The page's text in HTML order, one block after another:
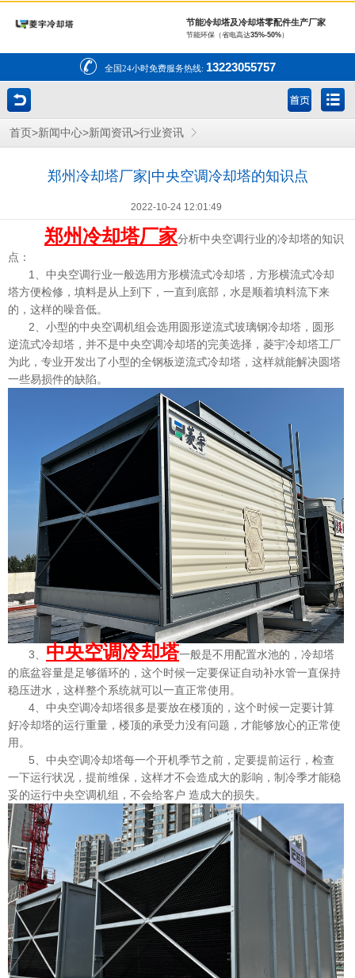
节能冷却塔及冷却塔零配件生产厂家
节能环保（省电高达35%-50%）
全国24小时免费服务热线: 13223055757
首页 >新闻中心>新闻资讯>行业资讯
郑州冷却塔厂家|中央空调冷却塔的知识点
2022-10-24 12:01:49
郑州冷却塔厂家分析中央空调行业的冷却塔的知识
点：
1、中央空调行业一般选用方形横流式冷却塔，方形横流式冷却
塔方便检修，填料是从上到下，一直到底部，水是顺着填料流下来
的，这样的噪音低。
2、小型的中央空调机组会选用圆形逆流式玻璃钢冷却塔，圆形
逆流式冷却塔，并不是中央空调冷却塔的完美选择，菱宇冷却塔工厂
为此，专业开发出了小型的全钢板逆流式冷却塔，这样就能解决圆塔
一些易损件的缺陷。
3、 中央空调冷却塔一般是不用配置水池的，冷却塔
的底盆容量是足够循环的，这个时候一定要保证自动补水管一直保持
稳压进水，这样整个系统就可以一直正常使用。
4、中央空调冷却塔很多是要放在楼顶的，这个时候一定要计算
好冷却塔的运行重量，楼顶的承受力没有问题，才能够放心的正常使
用。
5、中央空调冷却塔每一个开机季节之前，定要提前运行，检查
一下运行状况，提前维保，这样才不会造成大的影响，制冷季才能稳
妥的运行中央空调机组，不会给客户 造成大的损失。